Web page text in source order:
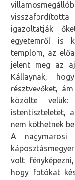
igazoltatják
egyetemről is
templom, az
jelent meg az
Kállaynak,
résztvevőket,
közölte
istentiszteletet,
nem köthetnek
A nagymarosi
volt
hogy fotókat